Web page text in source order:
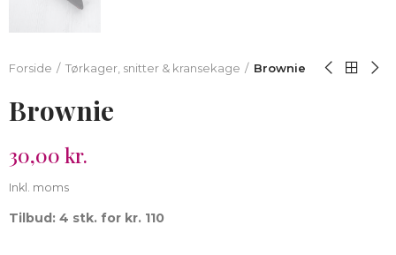
Forside Tørkager, snitter & kransekage Brownie
Brownie
30,00 kr.
Inkl. moms
Tilbud: 4 stk. for kr. 110